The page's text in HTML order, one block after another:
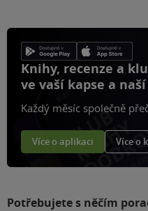
Knihy, recenze a
ve vaší kapse a
Každý měsíc společně
Více o aplikaci Více o
Potřebujete s něčím